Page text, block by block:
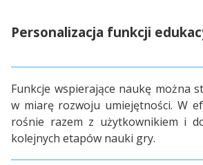
Personalizacja funkcji
Funkcje wspierające naukę można
w miarę rozwoju umiejętności. W
rośnie razem z użytkownikiem i
kolejnych etapów nauki gry.